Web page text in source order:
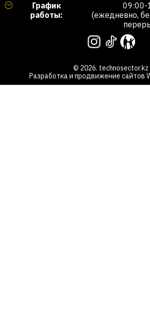
График
работы:
09:00-
(ежедневно,
© 2026. technosector.kz
Разработка и продвижение сайтов